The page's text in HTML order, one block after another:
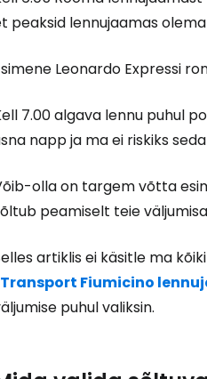
peaksid lennujaamas
Leonardo Expressi
7.00 algava lennu puhul
napp ja ma ei riskiks
olla on targem võtta
peamiselt teie
artiklis ei käsitle ma
Fiumicino
puhul valiksin.